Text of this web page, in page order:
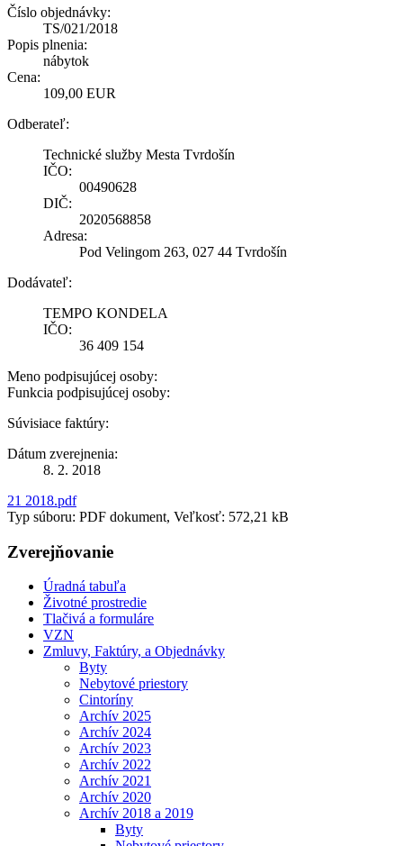
Číslo objednávky:
TS/021/2018
Popis plnenia:
nábytok
Cena:
109,00 EUR
Odberateľ:
Technické služby Mesta Tvrdošín
IČO:
00490628
DIČ:
2020568858
Adresa:
Pod Velingom 263, 027 44 Tvrdošín
Dodávateľ:
TEMPO KONDELA
IČO:
36 409 154
Meno podpisujúcej osoby:
Funkcia podpisujúcej osoby:
Súvisiace faktúry:
Dátum zverejnenia:
8. 2. 2018
21 2018.pdf
Typ súboru: PDF dokument, Veľkosť: 572,21 kB
Zverejňovanie
Úradná tabuľa
Životné prostredie
Tlačivá a formuláre
VZN
Zmluvy, Faktúry, a Objednávky
Byty
Nebytové priestory
Cintoríny
Archív 2025
Archív 2024
Archív 2023
Archív 2022
Archív 2021
Archív 2020
Archív 2018 a 2019
Byty